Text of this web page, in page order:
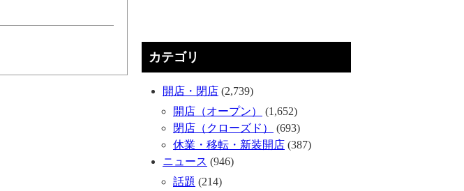
カテゴリ
開店・閉店 (2,739)
開店（オープン）
(1,652)
閉店（クローズド）
(693)
休業・移転・新装開店 (387)
ニュース (946)
話題 (214)